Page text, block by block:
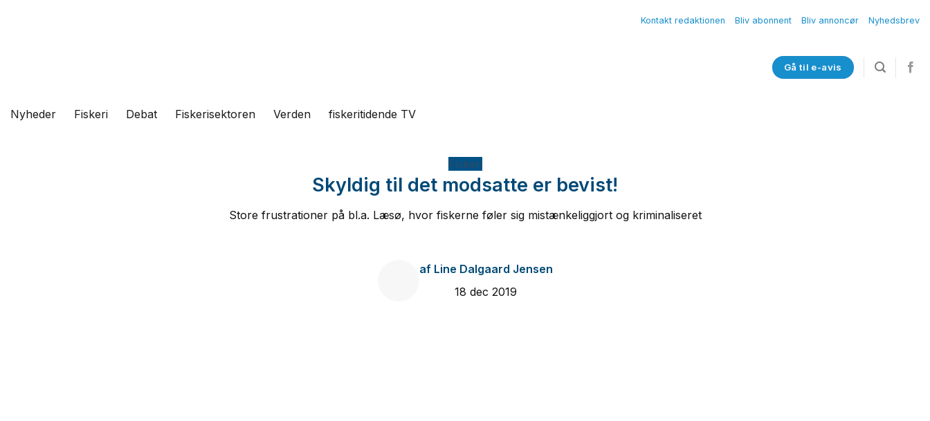
Kontakt redaktionen Bliv abonnent Bliv annoncør Nyhedsbrev
Gå til e-avis
Nyheder Fiskeri Debat Fiskerisektoren Verden fiskeritidende TV
Fiskeri
Skyldig til det modsatte er bevist!
Store frustrationer på bl.a. Læsø, hvor fiskerne føler sig mistænkeliggjort og kriminaliseret
afLine Dalgaard Jensen
18 dec 2019